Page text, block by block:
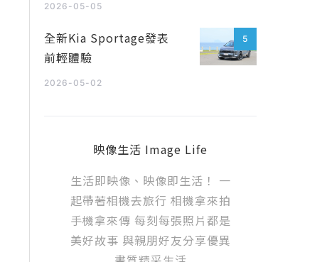
2026-05-05
5
全新Kia Sportage發表
前輕體驗
2026-05-02
映像生活 Image Life
生活即映像、映像即生活！ 一
起帶著相機去旅行 相機拿來拍
手機拿來傳 每刻每張照片都是
美好故事 與親朋好友分享優異